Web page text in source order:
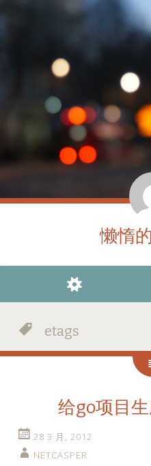
懒惰
WIDGETS
SEARCH
etags
给go项目
28 3 月, 2012
NETCASPER